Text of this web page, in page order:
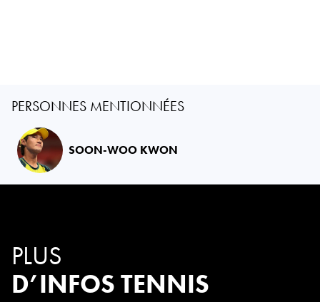
PERSONNES MENTIONNÉES
SOON-WOO KWON
PLUS
D’INFOS TENNIS